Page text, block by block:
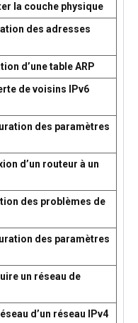
la couche physique
des adresses
d’une table ARP
de voisins IPv6
des paramètres
d’un routeur à un
des problèmes de
des paramètres
un réseau de
d’un réseau IPv4